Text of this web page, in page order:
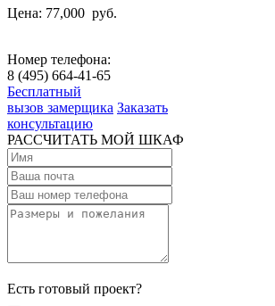
Цена: 77,000 руб.
Номер телефона:
8 (495) 664-41-65
Бесплатный
вызов замерщика Заказать
консультацию
РАССЧИТАТЬ МОЙ ШКАФ
Есть готовый проект?